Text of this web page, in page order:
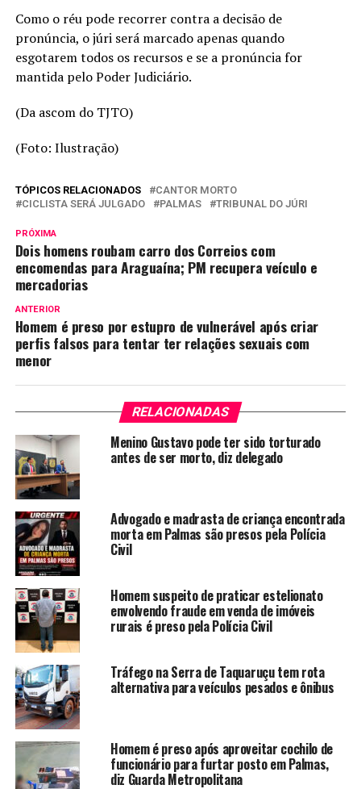
Como o réu pode recorrer contra a decisão de
pronúncia, o júri será marcado apenas quando
esgotarem todos os recursos e se a pronúncia for
mantida pelo Poder Judiciário.
(Da ascom do TJTO)
(Foto: Ilustração)
TÓPICOS RELACIONADOS
CANTOR MORTO
CICLISTA SERÁ JULGADO
PALMAS TRIBUNAL DO JÚRI
PRÓXIMA
Dois homens roubam carro dos Correios com
encomendas para Araguaína; PM recupera veículo e
mercadorias
ANTERIOR
Homem é preso por estupro de vulnerável após criar
perfis falsos para tentar ter relações sexuais com
menor
RELACIONADAS
Menino Gustavo pode ter sido torturado
antes de ser morto, diz delegado
Advogado e madrasta de criança encontrada
morta em Palmas são presos pela Polícia
Civil
Homem suspeito de praticar estelionato
envolvendo fraude em venda de imóveis
rurais é preso pela Polícia Civil
Tráfego na Serra de Taquaruçu tem rota
alternativa para veículos pesados e ônibus
Homem é preso após aproveitar cochilo de
funcionário para furtar posto em Palmas,
diz Guarda Metropolitana